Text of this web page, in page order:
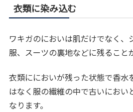
衣類に染み込む
ワキガのにおいは肌だけでなく、
服、スーツの裏地などに残ること
衣類ににおいが残った状態で香水
はなく服の繊維の中で古いにおい
なります。